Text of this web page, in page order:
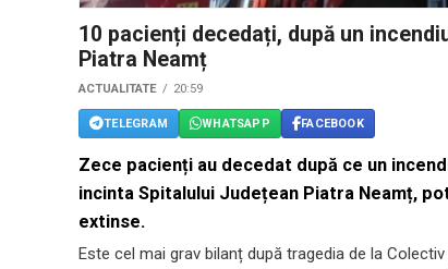
10 pacienți decedați, după un
Piatra Neamț
ACTUALITATE 20:59
TELEGRAM WHATSAPP FACEBOOK
Zece pacienți au decedat după ce un
incinta Spitalului Județean Piatra Neamț,
extinse.
Este cel mai grav bilanț după tragedia de la